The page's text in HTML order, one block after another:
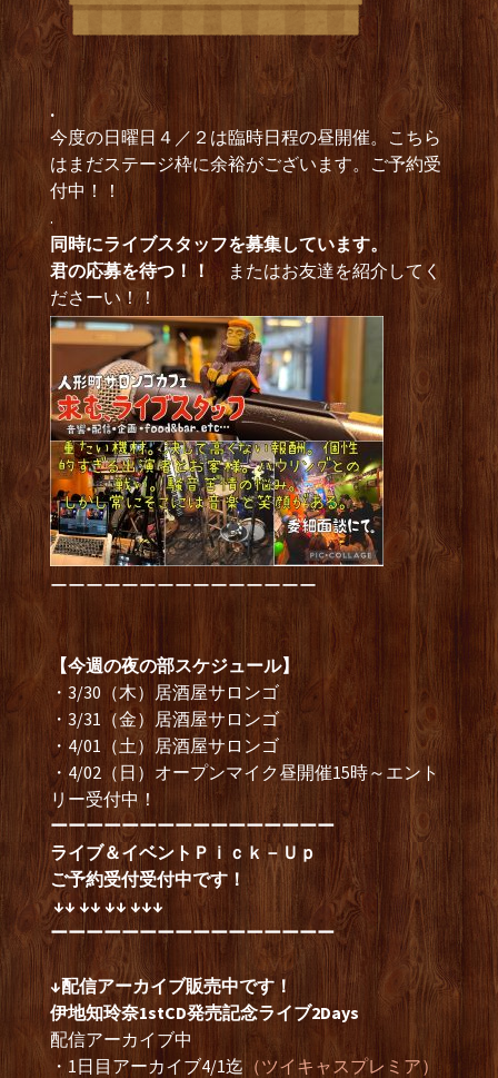
.
今度の日曜日４／２は臨時日程の昼開催。こちら
はまだステージ枠に余裕がございます。ご予約受
付中！！
.
同時にライブスタッフを募集しています。
君の応募を待つ！！ またはお友達を紹介してく
ださーい！！
ーーーーーーーーーーーーーーー
【今週の夜の部スケジュール】
・3/30（木）居酒屋サロンゴ
・3/31（金）居酒屋サロンゴ
・4/01（土）居酒屋サロンゴ
・4/02（日）オープンマイク昼開催15時～エント
リー受付中！
ーーーーーーーーーーーーーーーー
ライブ＆イベントＰｉｃｋ－Ｕｐ
ご予約受付受付中です！
↓↓ ↓↓ ↓↓ ↓↓↓
ーーーーーーーーーーーーーーーー
↓配信アーカイブ販売中です！
伊地知玲奈1stCD発売記念ライブ2Days
配信アーカイブ中
・1日目アーカイブ4/1迄 （ツイキャスプレミア）